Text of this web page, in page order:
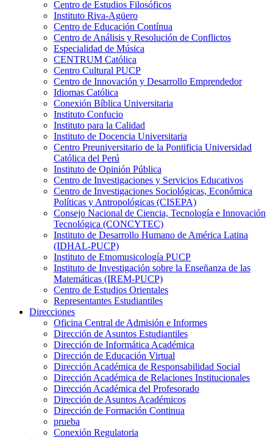
Centro de Estudios Filosóficos
Instituto Riva-Agüero
Centro de Educación Contínua
Centro de Análisis y Resolución de Conflictos
Especialidad de Música
CENTRUM Católica
Centro Cultural PUCP
Centro de Innovación y Desarrollo Emprendedor
Idiomas Católica
Conexión Bíblica Universitaria
Instituto Confucio
Instituto para la Calidad
Instituto de Docencia Universitaria
Centro Preuniversitario de la Pontificia Universidad
Católica del Perú
Instituto de Opinión Pública
Centro de Investigaciones y Servicios Educativos
Centro de Investigaciones Sociológicas, Económica
Políticas y Antropológicas (CISEPA)
Consejo Nacional de Ciencia, Tecnología e Innovación
Tecnológica (CONCYTEC)
Instituto de Desarrollo Humano de América Latina
(IDHAL-PUCP)
Instituto de Etnomusicología PUCP
Instituto de Investigación sobre la Enseñanza de las
Matemáticas (IREM-PUCP)
Centro de Estudios Orientales
Representantes Estudiantiles
Direcciones
Oficina Central de Admisión e Informes
Dirección de Asuntos Estudiantiles
Dirección de Informática Académica
Dirección de Educación Virtual
Dirección Académica de Responsabilidad Social
Dirección Académica de Relaciones Institucionales
Dirección Académica del Profesorado
Dirección de Asuntos Académicos
Dirección de Formación Continua
prueba
Conexión Regulatoria